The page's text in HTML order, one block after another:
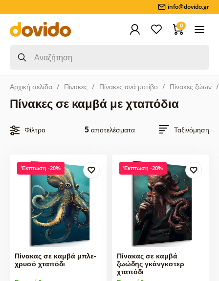
info@dovido.gr
0
Αρχική σελίδα Πίνακες Πίνακες ανά μοτίβο Πίνακες ζώων
Πίνακες σε καμβά με χταπόδια
Φίλτρο 5αποτελέσματα Ταξινόμηση
Έκπτωση -20%
Πίνακας σε καμβά μπλε-
χρυσό χταπόδι
Έκπτωση -20%
Πίνακας σε καμβά
ζωώδης γκάνγκστερ
χταπόδι